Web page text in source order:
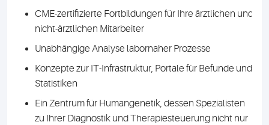
CME-zertifizierte Fortbildungen für Ihre ärztlichen und
nicht-ärztlichen Mitarbeiter
Unabhängige Analyse labornaher Prozesse
Konzepte zur IT-Infrastruktur, Portale für Befunde und
Statistiken
Ein Zentrum für Humangenetik, dessen Spezialisten
zu Ihrer Diagnostik und Therapiesteuerung nicht nur